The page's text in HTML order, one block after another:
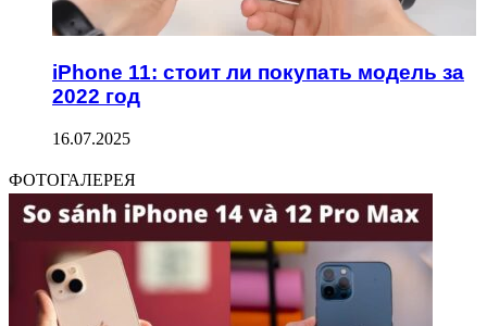
iPhone 11: стоит ли покупать модель за
2022 год
16.07.2025
ФОТОГАЛЕРЕЯ